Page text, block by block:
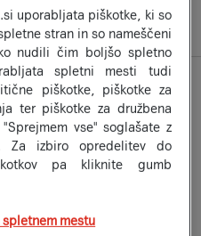
a1secom.listing.compare-on
Znamka:
HISENSE
Soundbar Hisense HS3100
Na zalogi
Že od
13 24 ×12
uporabljata piškotke, ki so
stran in so nameščeni
nudili čim boljšo spletno
spletni mesti tudi
piškotke, piškotke za
ter piškotke za družbena
vse" soglašate z
Za izbiro opredelitev do
pa kliknite gumb
mestu